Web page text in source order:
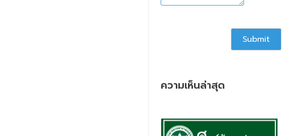
ความเห็นล่าสุด